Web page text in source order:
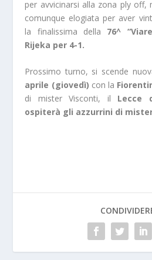
per avvicinarsi alla zona ply off,
comunque elogiata per aver
la finalissima della 76^
Rijeka per 4-1.
Prossimo turno, si scende
aprile (giovedì) con la
di mister Visconti, il Lecce
ospiterà gli azzurrini di